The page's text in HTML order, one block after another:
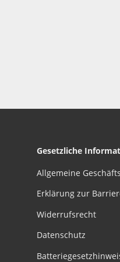
Gesetzliche
Allgemeine
Erklärung zur
Widerrufsrecht
Datenschutz